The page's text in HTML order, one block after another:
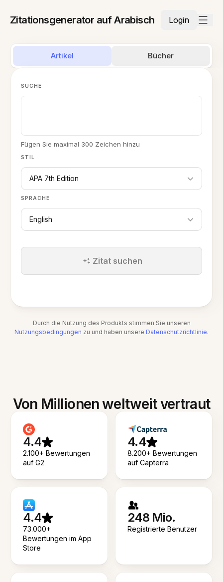
Zitationsgenerator auf Arabisch Login
Artikel Bücher
STIL
APA 7th Edition
SPRACHE
English
SUCHE
Fügen Sie maximal 300 Zeichen hinzu
Zitat suchen
Durch die Nutzung des Produkts stimmen Sie unseren
Nutzungsbedingungen zu und haben unsere Datenschutzrichtlinie.
Von Millionen weltweit vertraut
4.4
2.100+ Bewertungen
auf G2
4.4
8.200+ Bewertungen
auf Capterra
4.4
73.000+
Bewertungen im App
Store
248 Mio.
Registrierte Benutzer